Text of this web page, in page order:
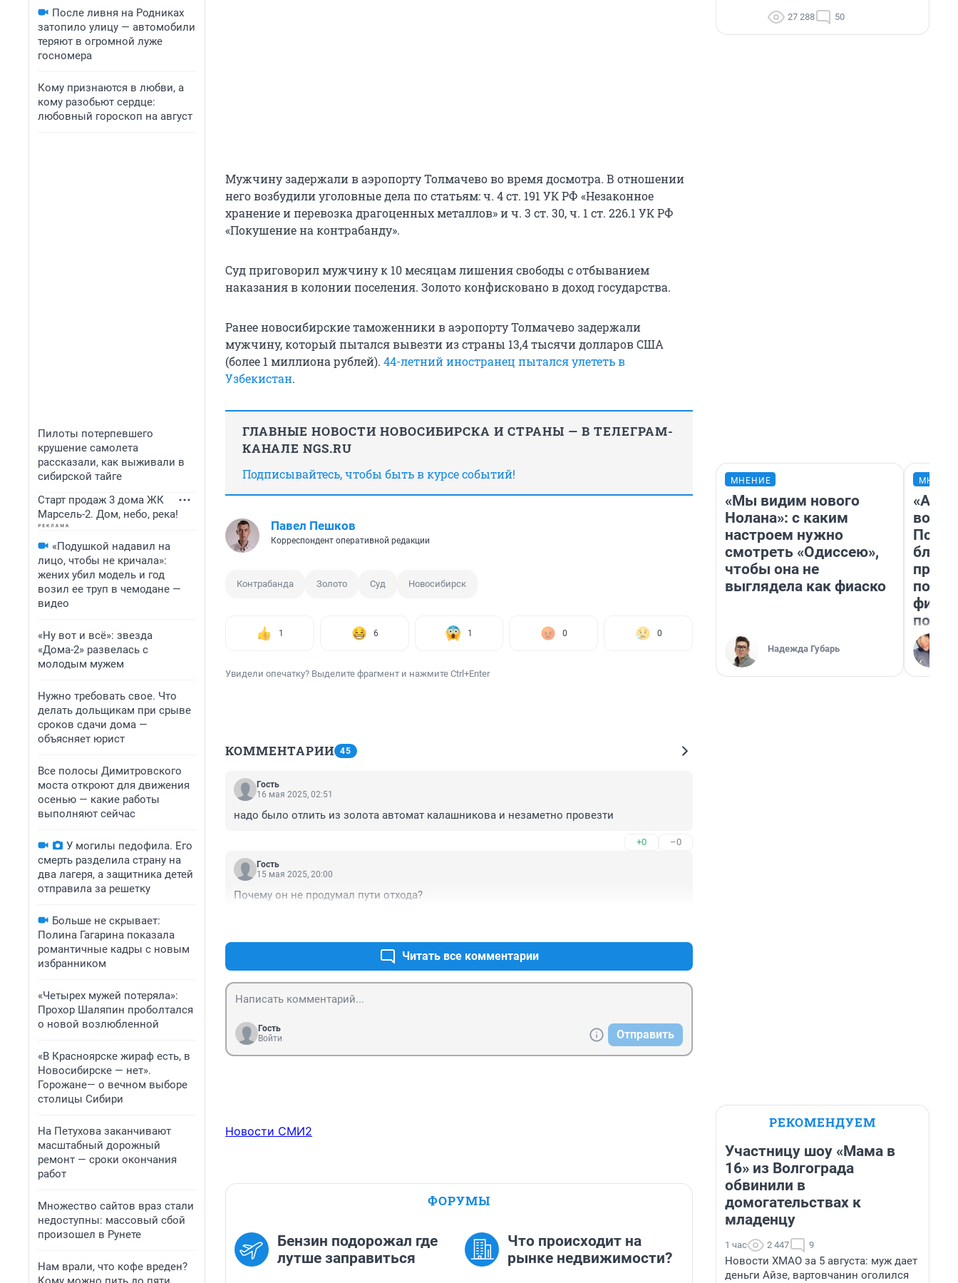
После ливня на Родниках
затопило улицу — автомобили
теряют в огромной луже
госномера
Кому признаются в любви, а
кому разобьют сердце:
любовный гороскоп на август
Пилоты потерпевшего
крушение самолета
рассказали, как выживали в
сибирской тайге
Старт продаж 3 дома ЖК
Марсель-2. Дом, небо, река!
«Подушкой надавил на
лицо, чтобы не кричала»:
жених убил модель и год
возил ее труп в чемодане —
видео
«Ну вот и всё»: звезда
«Дома-2» развелась с
молодым мужем
Нужно требовать свое. Что
делать дольщикам при срыве
сроков сдачи дома —
объясняет юрист
Все полосы Димитровского
моста откроют для движения
осенью — какие работы
выполняют сейчас
У могилы педофила. Его
смерть разделила страну на
два лагеря, а защитника детей
отправила за решетку
Больше не скрывает:
Полина Гагарина показала
романтичные кадры с новым
избранником
«Четырех мужей потеряла»:
Прохор Шаляпин проболтался
о новой возлюбленной
«В Красноярске жираф есть, в
Новосибирске — нет».
Горожане— о вечном выборе
столицы Сибири
На Петухова заканчивают
масштабный дорожный
ремонт — сроки окончания
работ
Множество сайтов враз стали
недоступны: массовый сбой
произошел в Рунете
Нам врали, что кофе вреден?
Мужчину задержали в аэропорту Толмачево во время досмотра. В отношении
него возбудили уголовные дела по статьям: ч. 4 ст. 191 УК РФ «Незаконное
хранение и перевозка драгоценных металлов» и ч. 3 ст. 30, ч. 1 ст. 226.1 УК РФ
«Покушение на контрабанду».
Суд приговорил мужчину к 10 месяцам лишения свободы с отбыванием
наказания в колонии поселения. Золото конфисковано в доход государства.
Ранее новосибирские таможенники в аэропорту Толмачево задержали
мужчину, который пытался вывезти из страны 13,4 тысячи долларов США
(более 1 миллиона рублей). 44-летний иностранец пытался улететь в
Узбекистан.
ГЛАВНЫЕ НОВОСТИ НОВОСИБИРСКА И СТРАНЫ — В ТЕЛЕГРАМ-
КАНАЛЕ NGS.RU
Подписывайтесь, чтобы быть в курсе событий!
Павел Пешков
Корреспондент оперативной редакции
Контрабанда Золото Суд Новосибирск
1 6 1 0 0
Увидели опечатку? Выделите фрагмент и нажмите Ctrl+Enter
КОММЕНТАРИИ 45
Гость
16 мая 2025, 02:51
надо было отлить из золота автомат калашникова и незаметно провезти
+0 –0
Гость
15 мая 2025, 20:00
Почему он не продумал пути отхода?
Читать все комментарии
Гость
Войти
Отправить
Новости СМИ2
ФОРУМЫ
Бензин подорожал где
лутше заправиться
Что происходит на
рынке недвижимости?
27 288 50
МНЕНИЕ
«Мы видим нового
Нолана»: с каким
настроем нужно
смотреть «Одиссею»,
чтобы она не
выглядела как фиаско
Надежда Губарь
вот
РЕКОМЕНДУЕМ
Участницу шоу «Мама в
16» из Волгограда
обвинили в
домогательствах к
младенцу
1 час 2 447 9
Новости ХМАО за 5 августа: муж дает
деньги Айзе, вартовчанин оголился